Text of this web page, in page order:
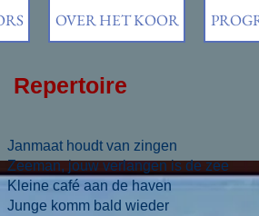
OVER HET KOOR
Repertoire
Janmaat houdt van zingen
Zeeman, jouw verlangen is de zee
Kleine café aan de haven
Junge komm bald wieder